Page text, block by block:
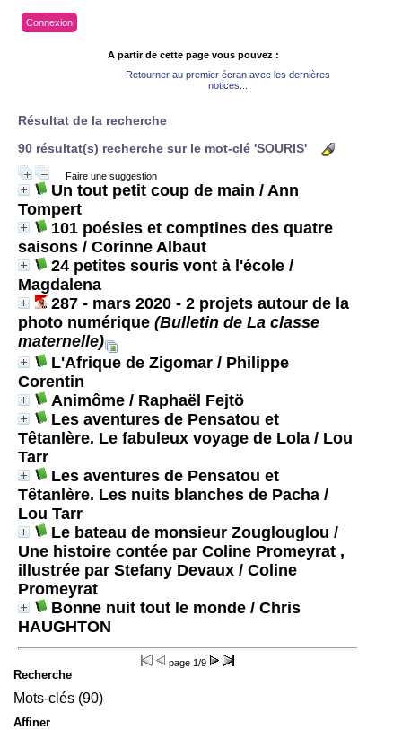
Connexion
A partir de cette page vous pouvez :
Retourner au premier écran avec les dernières
notices...
Résultat de la recherche
90 résultat(s) recherche sur le mot-clé 'SOURIS'
Faire une suggestion
Un tout petit coup de main / Ann
Tompert
101 poésies et comptines des quatre
saisons / Corinne Albaut
24 petites souris vont à l'école /
Magdalena
287 - mars 2020 - 2 projets autour de la
photo numérique (Bulletin de La classe
maternelle)
L'Afrique de Zigomar / Philippe
Corentin
Animôme / Raphaël Fejtö
Les aventures de Pensatou et
Têtanlère. Le fabuleux voyage de Lola / Lou
Tarr
Les aventures de Pensatou et
Têtanlère. Les nuits blanches de Pacha /
Lou Tarr
Le bateau de monsieur Zouglouglou /
Une histoire contée par Coline Promeyrat ,
illustrée par Stefany Devaux / Coline
Promeyrat
Bonne nuit tout le monde / Chris
HAUGHTON
page 1/9
Recherche
Mots-clés (90)
Affiner